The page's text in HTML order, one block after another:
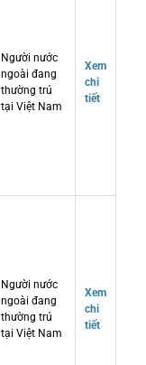
Người nước
ngoài đang
thường trú
tại Việt Nam
Xem
chi
tiết
Người nước
ngoài đang
thường trú
tại Việt Nam
Xem
chi
tiết